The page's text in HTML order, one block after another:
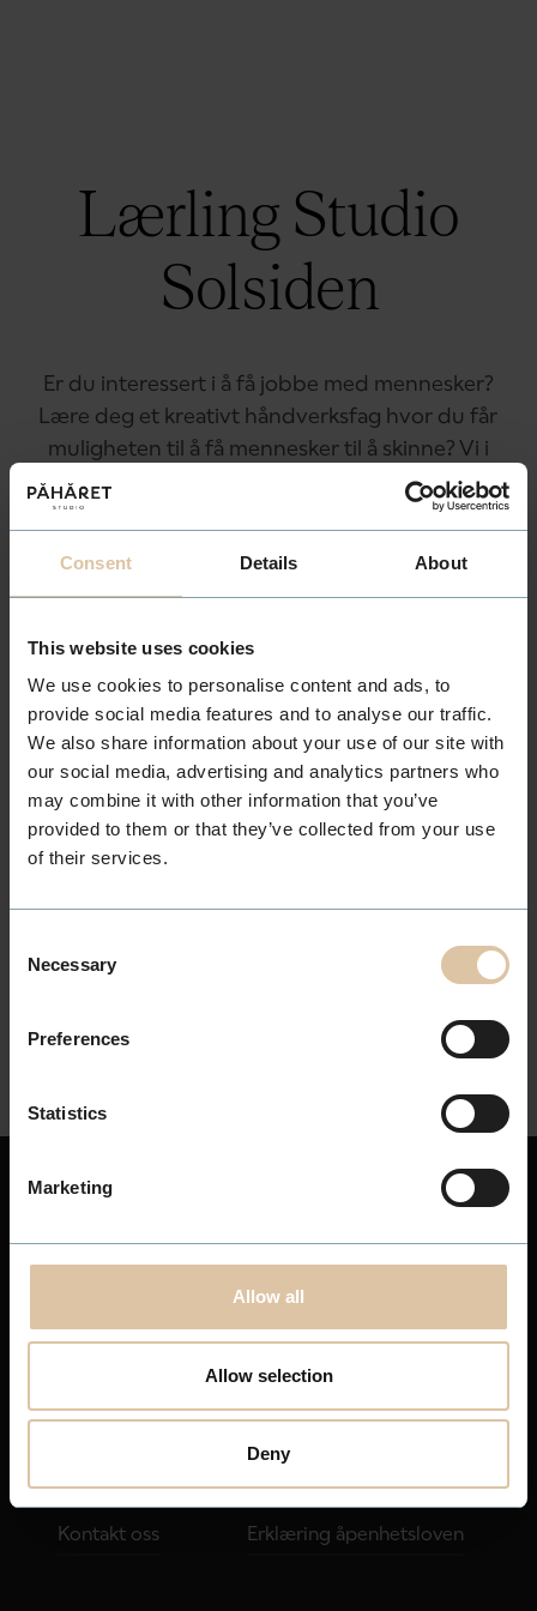
Consent Details About
This website uses cookies
We use cookies to personalise content and ads, to
provide social media features and to analyse our traffic.
We also share information about your use of our site with
our social media, advertising and analytics partners who
may combine it with other information that you’ve
provided to them or that they’ve collected from your use
of their services.
Selection
Necessary
Preferences
Statistics
Marketing
Allow all
Allow selection
Deny
Lærling Studio
Solsiden
Er du interessert i å få jobbe med mennesker?
Lære deg et kreativt håndverksfag hvor du får
muligheten til å få mennesker til å skinne? Vi i
PÅHÅRET Gruppen jobber for å utvikle de beste
Stillingstype
Ledig lærlingplass
Kontaktperson
Maj Hovde Krogdahl
Hjem
Magasinet
Karriere
Kontakt oss
Om PÅHÅRET
Avbestilling
Administrasjon
Personvern
Erklæring åpenhetsloven